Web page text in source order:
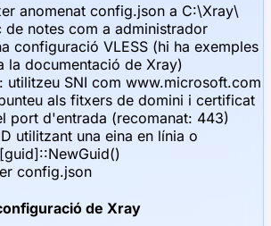
anomenat config.json a C:\Xray\
de notes com a administrador
configuració VLESS (hi ha exemples
la documentació de Xray)
utilitzeu SNI com www.microsoft.com
als fitxers de domini i certificat
port d'entrada (recomanat: 443)
utilitzant una eina en línia o
config.json
de Xray